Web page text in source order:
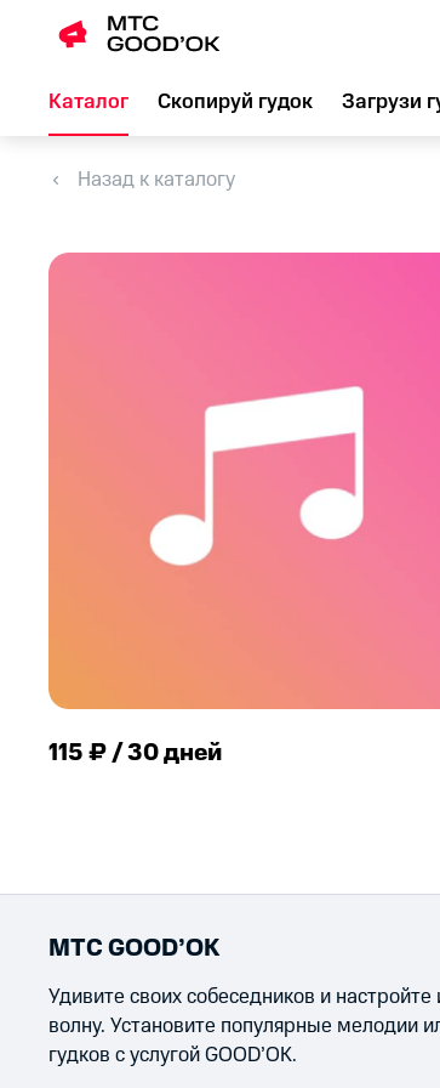
Каталог Скопируй гудок Загрузи
Назад к каталогу
115 ₽ / 30 дней
МТС GOOD’OK
Удивите своих собеседников и
волну. Установите популярные мелодии
гудков с услугой GOOD’OK.